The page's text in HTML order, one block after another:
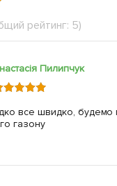
рейтинг: 5)
Пилипчук
все швидко, будемо
газону